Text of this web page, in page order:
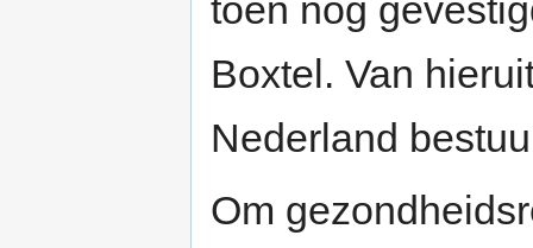
toen nog
Boxtel. Van
Nederland
Om